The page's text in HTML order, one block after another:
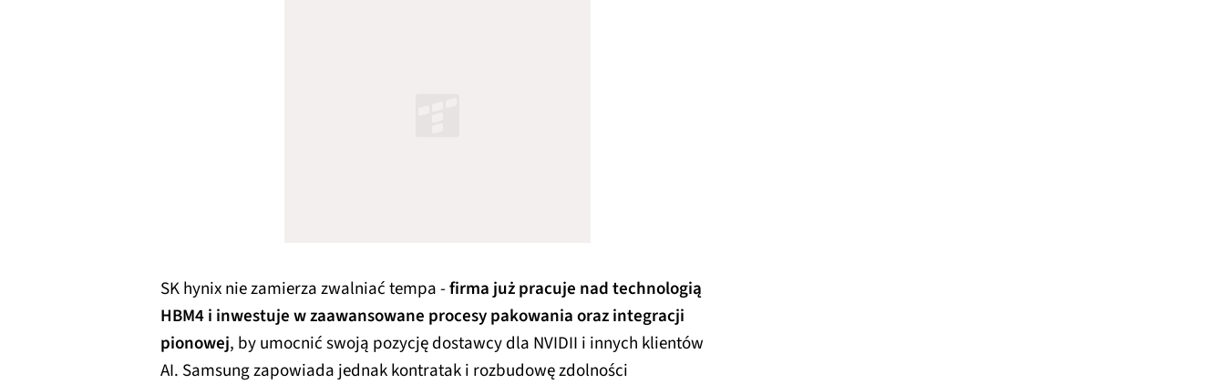
SK hynix nie zamierza zwalniać tempa -firma już pracuje nad technologią
HBM4 i inwestuje w zaawansowane procesy pakowania oraz integracji
pionowej, by umocnić swoją pozycję dostawcy dla NVIDII i innych klientów
AI. Samsung zapowiada jednak kontratak i rozbudowę zdolności